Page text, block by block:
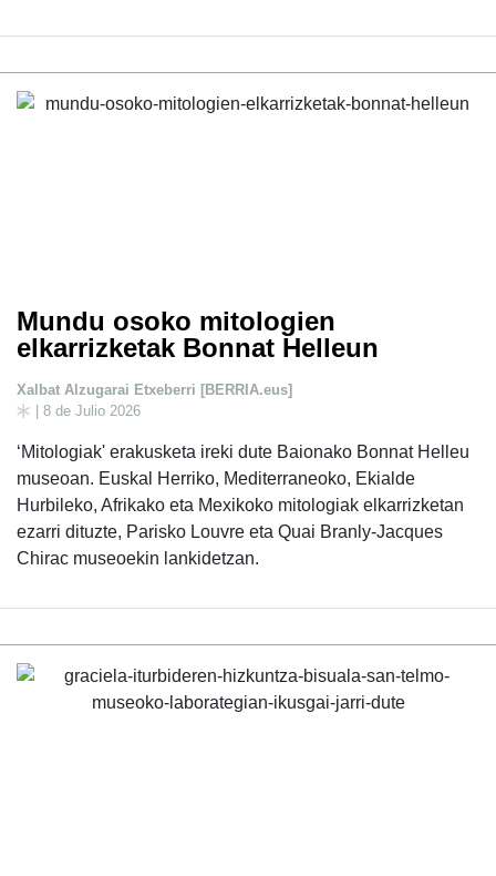
Mundu osoko mitologien
elkarrizketak Bonnat Helleun
Xalbat Alzugarai Etxeberri [BERRIA.eus]
| 8 de Julio 2026
‘Mitologiak' erakusketa ireki dute Baionako Bonnat Helleu
museoan. Euskal Herriko, Mediterraneoko, Ekialde
Hurbileko, Afrikako eta Mexikoko mitologiak elkarrizketan
ezarri dituzte, Parisko Louvre eta Quai Branly-Jacques
Chirac museoekin lankidetzan.